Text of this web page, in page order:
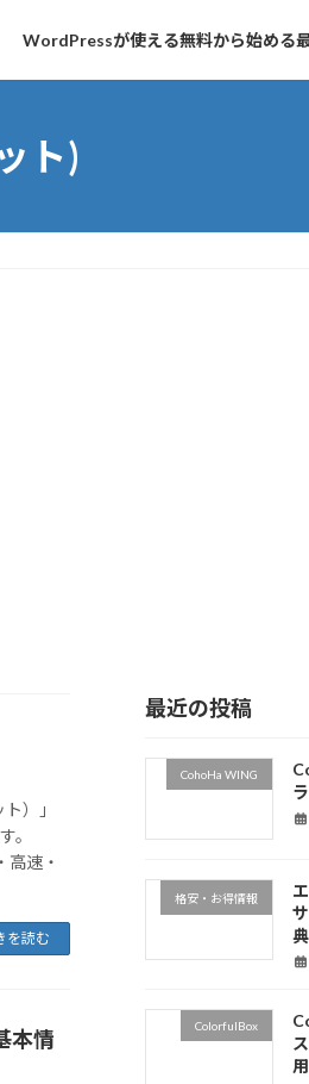
WordPressが使える無料から始める
ト)
）」
。
高速・
を読む
本情
最近の投稿
CohoHa WING
格安・お得情報
ColorfulBox